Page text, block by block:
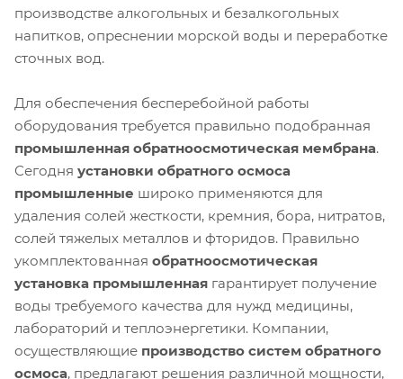
производстве алкогольных и безалкогольных
напитков, опреснении морской воды и переработке
сточных вод.
Для обеспечения бесперебойной работы
оборудования требуется правильно подобранная
промышленная обратноосмотическая мембрана.
Сегодня установки обратного осмоса
промышленные широко применяются для
удаления солей жесткости, кремния, бора, нитратов,
солей тяжелых металлов и фторидов. Правильно
укомплектованная обратноосмотическая
установка промышленная гарантирует получение
воды требуемого качества для нужд медицины,
лабораторий и теплоэнергетики. Компании,
осуществляющие производство систем обратного
осмоса, предлагают решения различной мощности,